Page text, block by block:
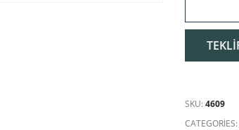
SKU:4609
CATEGORIES: